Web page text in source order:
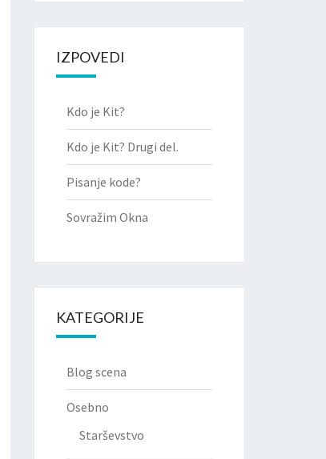
IZPOVEDI
Kdo je Kit?
Kdo je Kit? Drugi del.
Pisanje kode?
Sovražim Okna
KATEGORIJE
Blog scena
Osebno
Starševstvo